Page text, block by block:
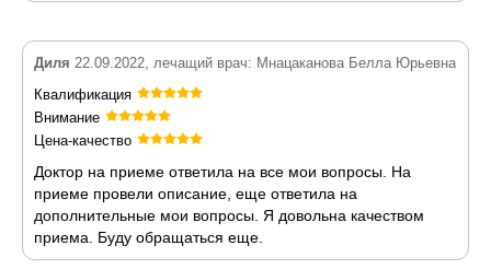
Диля 22.09.2022, лечащий врач: Мнацаканова Белла Юрьевна
Квалификация
Внимание
Цена-качество
Доктор на приеме ответила на все мои вопросы. На
приеме провели описание, еще ответила на
дополнительные мои вопросы. Я довольна качеством
приема. Буду обращаться еще.